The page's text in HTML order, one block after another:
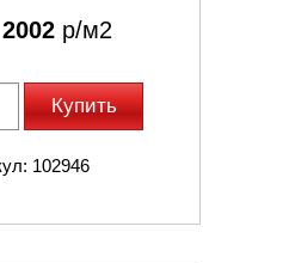
2002 р/м2
Купить
102946